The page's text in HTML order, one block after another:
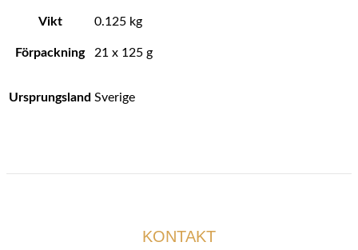
Vikt 0.125 kg
Förpackning 21 x 125 g
Ursprungsland Sverige
KONTAKT